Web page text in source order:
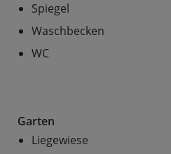
Spiegel
Waschbecken
WC
Garten
Liegewiese